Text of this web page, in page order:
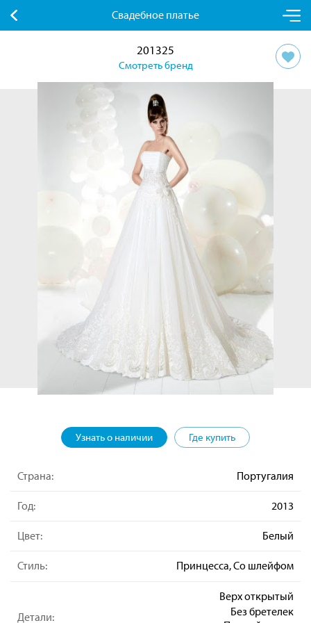
Свадебное платье
201325
Смотреть бренд
Узнать о наличии Где купить
Страна: Португалия
Год: 2013
Цвет: Белый
Стиль: Принцесса, Со шлейфом
Детали:
Верх открытый
Без бретелек